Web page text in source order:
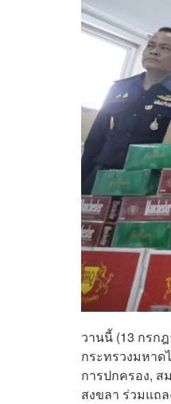
วานนี้ (13 กรก
กระทรวงมหา
การปกครอง, ส
สงขลา ร่วมแถ